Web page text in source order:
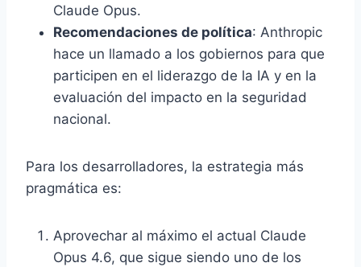
Claude Opus.
Recomendaciones de política: Anthropic
hace un llamado a los gobiernos para que
participen en el liderazgo de la IA y en la
evaluación del impacto en la seguridad
nacional.
Para los desarrolladores, la estrategia más
pragmática es:
Aprovechar al máximo el actual Claude
Opus 4.6, que sigue siendo uno de los